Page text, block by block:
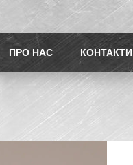
ПРО НАС КОНТАКТИ